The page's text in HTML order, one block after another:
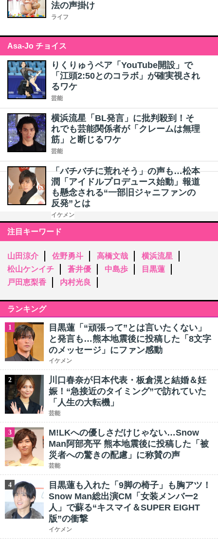
法の声掛け
ライフ
Asa-Jo チョイス
りくりゅうペア「YouTube開設」で
「江頭2:50とのコラボ」が確実視され
るワケ
芸能
横浜流星「BL発言」に批判殺到！そ
れでも芸能関係者が「クレームは無理
筋」と断じるワケ
芸能
「バチバチに荒れそう」の声も…松本
潤「アイドルプロデュース始動」報道
も懸念される“一部旧ジャニファンの
反発”とは
イケメン
注目キーワード
山田涼介 佐野勇斗 高橋文哉
横浜流星
松山ケンイチ
蒼井優 中島歩
目黒蓮
戸田恵梨香
内村光良
ランキング
1
目黒蓮「“頑張って”とは言いたくない」
と発言も…熊本地震後に投稿した「8文字
のメッセージ」にファン感動
イケメン
2
川口春奈が日本代表・板倉滉と結婚＆妊
娠！“急接近のタイミング”で訪れていた
「人生の大転機」
芸能
3
M!LKへの優しさだけじゃない…Snow
Man阿部亮平 熊本地震後に投稿した「被
災者への驚きの配慮」に称賛の声
芸能
4
目黒蓮も入れた「9脚の椅子」も胸アツ！
Snow Man総出演CM「女装メンバー2
人」で蘇る“キスマイ＆SUPER EIGHT
版”の衝撃
イケメン